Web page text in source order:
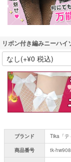
リボン付き編みニーハ
ブランド
Tika「テ
商品番号
tk-